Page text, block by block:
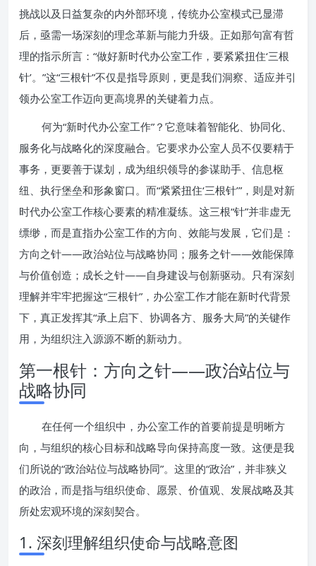
挑战以及日益复杂的内外部环境，传统办公室模式已显滞
后，亟需一场深刻的理念革新与能力升级。正如那句富有哲
理的指示所言：“做好新时代办公室工作，要紧紧扭住‘三根
针’。”这“三根针”不仅是指导原则，更是我们洞察、适应并引
领办公室工作迈向更高境界的关键着力点。
何为“新时代办公室工作”？它意味着智能化、协同化、
服务化与战略化的深度融合。它要求办公室人员不仅要精于
事务，更要善于谋划，成为组织领导的参谋助手、信息枢
纽、执行堡垒和形象窗口。而“紧紧扭住‘三根针’”，则是对新
时代办公室工作核心要素的精准凝练。这三根“针”并非虚无
缥缈，而是直指办公室工作的方向、效能与发展，它们是：
方向之针——政治站位与战略协同；服务之针——效能保障
与价值创造；成长之针——自身建设与创新驱动。只有深刻
理解并牢牢把握这“三根针”，办公室工作才能在新时代背景
下，真正发挥其“承上启下、协调各方、服务大局”的关键作
用，为组织注入源源不断的新动力。
第一根针：方向之针——政治站位与
战略协同
在任何一个组织中，办公室工作的首要前提是明晰方
向，与组织的核心目标和战略导向保持高度一致。这便是我
们所说的“政治站位与战略协同”。这里的“政治”，并非狭义
的政治，而是指与组织使命、愿景、价值观、发展战略及其
所处宏观环境的深刻契合。
1. 深刻理解组织使命与战略意图